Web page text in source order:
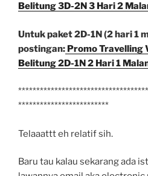
Belitung 3D-2N 3 Hari 2
Untuk paket 2D-1N (2 hari 1
postingan: Promo Travelling
Belitung 2D-1N 2 Hari 1
*************************
Telaaattt eh relatif sih.
Baru tau kalau sekarang ada